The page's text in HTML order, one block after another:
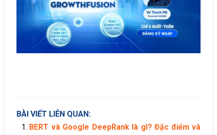
BÀI VIẾT LIÊN QUAN:
BERT và Google DeepRank là gì? Đặc điểm và